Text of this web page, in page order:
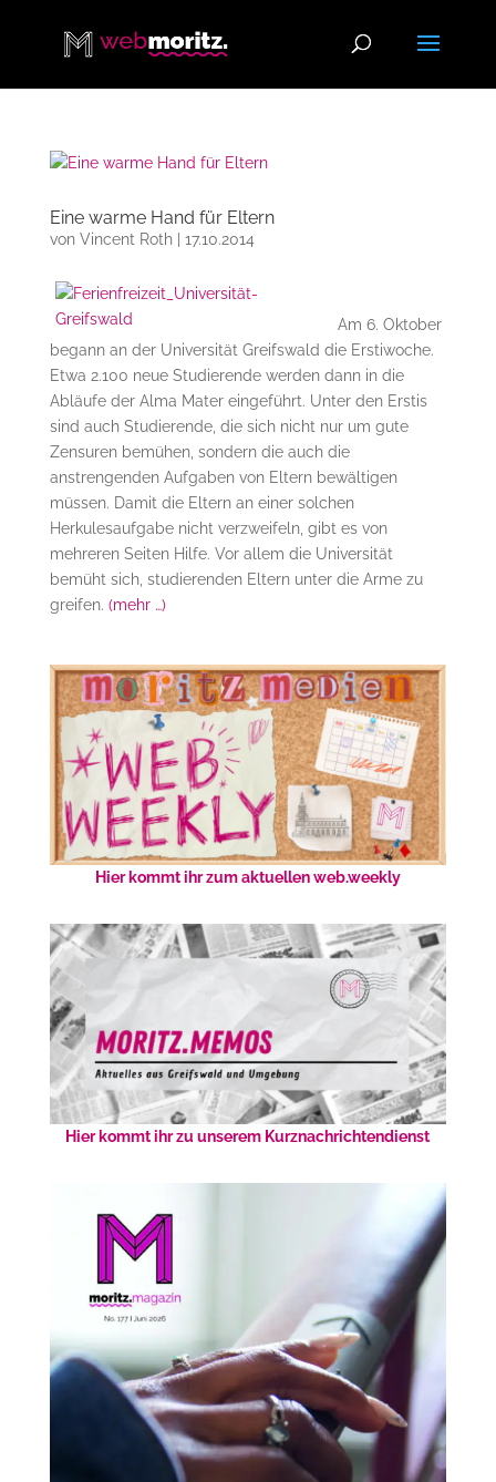
Eine warme Hand für Eltern
von Vincent Roth| 17.10.2014
Am 6. Oktober
begann an der Universität Greifswald die Erstiwoche.
Etwa 2.100 neue Studierende werden dann in die
Abläufe der Alma Mater eingeführt. Unter den Erstis
sind auch Studierende, die sich nicht nur um gute
Zensuren bemühen, sondern die auch die
anstrengenden Aufgaben von Eltern bewältigen
müssen. Damit die Eltern an einer solchen
Herkulesaufgabe nicht verzweifeln, gibt es von
mehreren Seiten Hilfe. Vor allem die Universität
bemüht sich, studierenden Eltern unter die Arme zu
greifen. (mehr …)
Hier kommt ihr zum aktuellen web.weekly
Hier kommt ihr zu unserem Kurznachrichtendienst